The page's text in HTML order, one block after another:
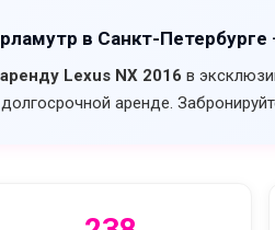
в Санкт-Петербурге
аренду Lexus NX 2016 в
аренде.